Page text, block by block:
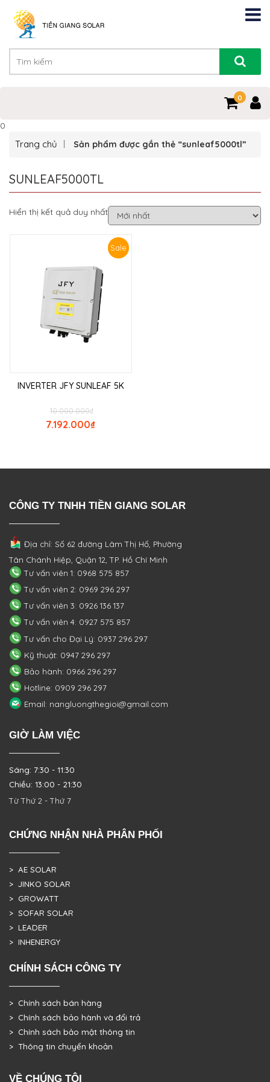
0
0
Trang chủ Sản phẩm được gắn thẻ “sunleaf5000tl”
SUNLEAF5000TL
Hiển thị kết quả duy nhất
Sale
INVERTER JFY SUNLEAF 5K
₫
10.000.000
₫
7.192.000
CÔNG TY TNHH TIỀN GIANG SOLAR
Địa chỉ: Số 62 đường Lâm Thị Hố, Phường
Tân Chánh Hiệp, Quận 12, TP. Hồ Chí Minh
Tư vấn viên 1: 0968 575 857
Tư vấn viên 2: 0969 296 297
Tư vấn viên 3: 0926 136 137
Tư vấn viên 4: 0927 575 857
Tư vấn cho Đại Lý: 0937 296 297
Kỹ thuật: 0947 296 297
Bảo hành: 0966 296 297
Hotline: 0909 296 297
Email: nangluongthegioi@gmail.com
GIỜ LÀM VIỆC
Sáng: 7:30 - 11:30
Chiều: 13:00 - 21:30
Từ Thứ 2 - Thứ 7
CHỨNG NHẬN NHÀ PHÂN PHỐI
> AE SOLAR
> JINKO SOLAR
> GROWATT
> SOFAR SOLAR
> LEADER
> INHENERGY
CHÍNH SÁCH CÔNG TY
> Chính sách bán hàng
> Chính sách bảo hành và đổi trả
> Chính sách bảo mật thông tin
> Thông tin chuyển khoản
VỀ CHÚNG TÔI